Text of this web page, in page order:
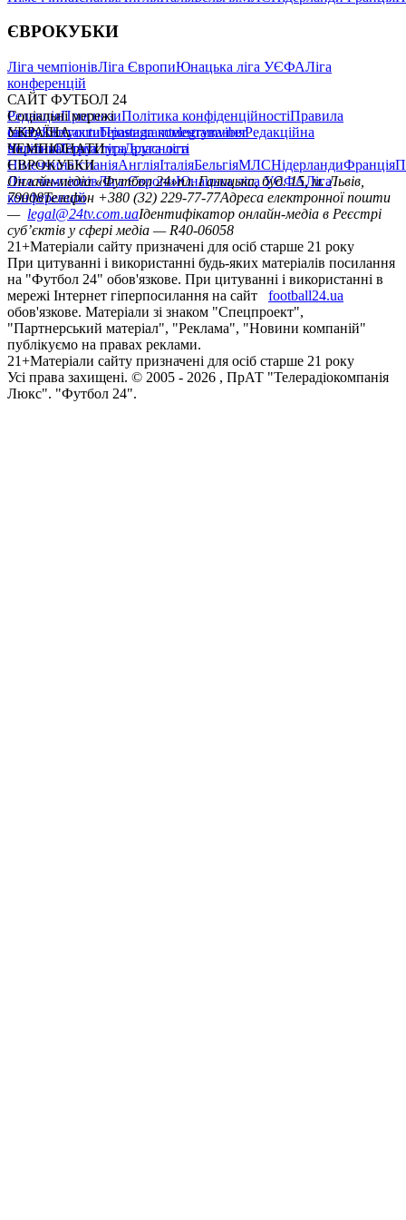
ЄВРОКУБКИ
Ліга чемпіонівЛіга ЄвропиЮнацька ліга УЄФАЛіга
конференцій
САЙТ ФУТБОЛ 24
РедакціяПрогнозиПолітика конфіденційностіПравила
сайтуКонтактиПравила коментуванняРедакційна
політикаСтруктура власності
Соціальні мережі
facebookxyoutubeinstagramtelegramviber
УКРАЇНА
УкраїнаПерша лігаДруга ліга
ЧЕМПІОНАТИ
НімеччинаІспаніяАнгліяІталіяБельгіяМЛСНідерландиФранція
ЄВРОКУБКИ
Ліга чемпіонівЛіга ЄвропиЮнацька ліга УЄФАЛіга
конференцій
Онлайн-медіа «Футбол 24»пл. Галицька, буд. 15, м. Львів,
79008Телефон +380 (32) 229-77-77Адреса електронної пошти
— legal@24tv.com.uaІдентифікатор онлайн-медіа в Реєстрі
суб’єктів у сфері медіа — R40-06058
21+Матеріали сайту призначені для осіб старше 21 року
При цитуванні і використанні будь-яких матеріалів посилання
на "Футбол 24" обов'язкове. При цитуванні і використанні в
мережі Інтернет гіперпосилання на сайт
football24.ua
обов'язкове. Матеріали зі знаком "Спецпроект",
"Партнерський матеріал", "Реклама", "Новини компаній"
публікуємо на правах реклами.
21+Матеріали сайту призначені для осіб старше 21 року
Усi права захищенi. © 2005 - 2026 , ПрАТ "Телерадіокомпанія
Люкс". "Футбол 24".